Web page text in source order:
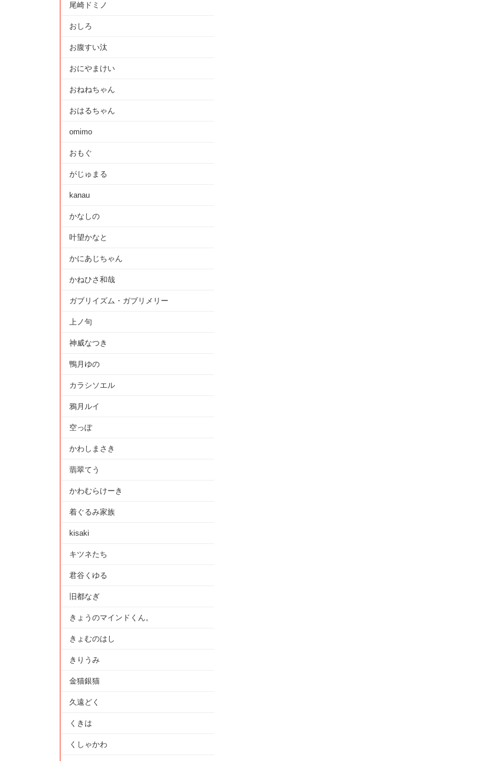
尾崎ドミノ
おしろ
お腹すい汰
おにやまけい
おねねちゃん
おはるちゃん
omimo
おもぐ
がじゅまる
kanau
かなしの
叶望かなと
かにあじちゃん
かねひさ和哉
ガブリイズム・ガブリメリー
上ノ句
神威なつき
鴨月ゆの
カラシソエル
鴉月ルイ
空っぽ
かわしまさき
翡翠てう
かわむらけーき
着ぐるみ家族
kisaki
キツネたち
君谷くゆる
旧都なぎ
きょうのマインドくん。
きょむのはし
きりうみ
金猫銀猫
久遠どく
くきは
くしゃかわ